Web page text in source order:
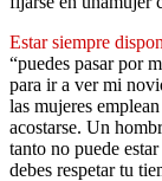
Estar siempre
“puedes pasar por
para ir a ver mi
las mujeres
acostarse. Un
tanto no puede
debes respetar tu